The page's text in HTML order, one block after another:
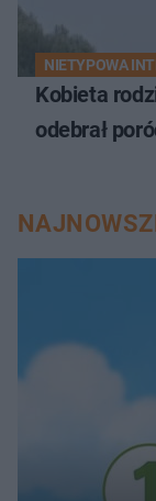
NIETYPOWA
Kobieta
odebrał